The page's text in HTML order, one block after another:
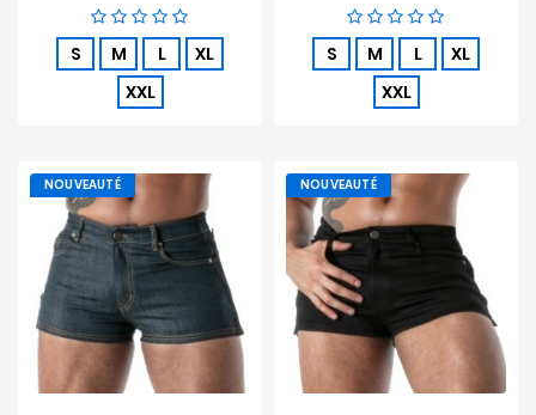
S M L
XL
XXL
S M L
XL
XXL
NOUVEAUTÉ NOUVEAUTÉ